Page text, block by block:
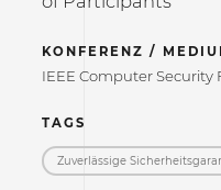
KONFERENZ /
IEEE Computer Security
TAGS
Zuverlässige